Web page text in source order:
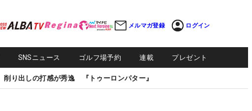
メルマガ登録 ログイン
SNSニュース ゴルフ場予約 連載 プレゼント
削り出しの打感が秀逸 『トゥーロンパター』